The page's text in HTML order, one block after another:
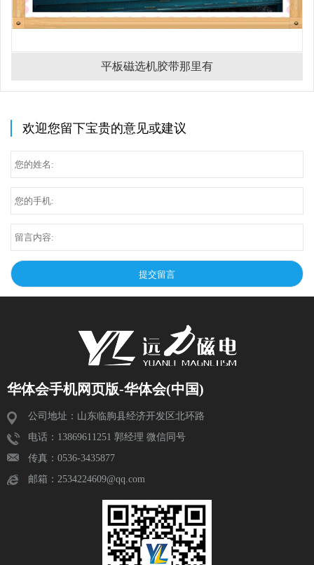
平板磁选机胶带那里有
欢迎您留下宝贵的意见或建议
华体会手机网页版-华体会(中国)
公司地址：山东临朐县经济开发区北环路
电话：13869611251 郭经理 微信同号
传真：0536-3435877
邮箱：2534224609@qq.com